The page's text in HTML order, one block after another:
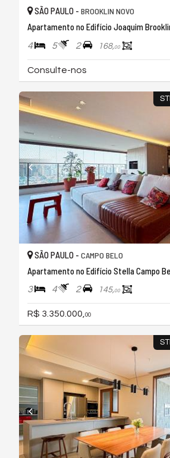
SÃO PAULO - BROOKLIN NOVO
Apartamento no Edifício Joaquim
4 5 2 168,00
Consulte-nos
SÃO PAULO - CAMPO BELO
Apartamento no Edifício Stella Campo
3 4 2 145,00
R$ 3.350.000,00